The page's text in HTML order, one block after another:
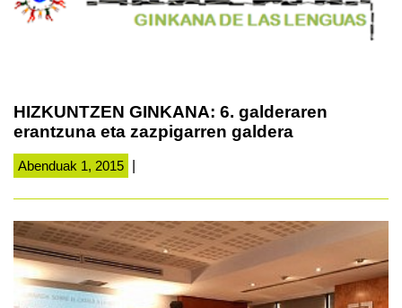
HIZKUNTZEN GINKANA: 6. galderaren
erantzuna eta zazpigarren galdera
Abenduak 1, 2015